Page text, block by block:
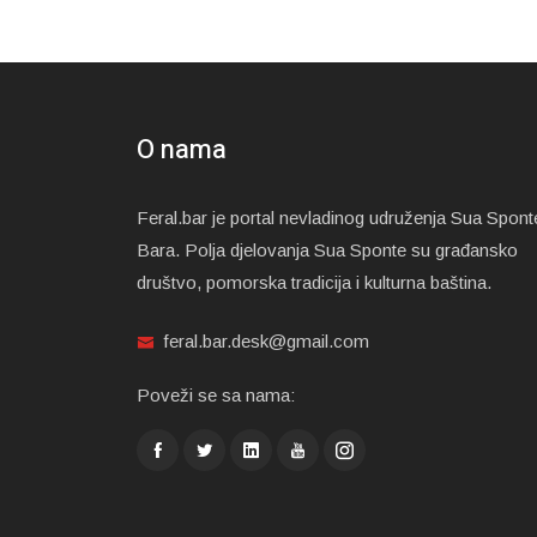
O nama
Feral.bar je portal nevladinog udruženja Sua
Bara. Polja djelovanja Sua Sponte su građansko
društvo, pomorska tradicija i kulturna baština.
feral.bar.desk@gmail.com
Poveži se sa nama: